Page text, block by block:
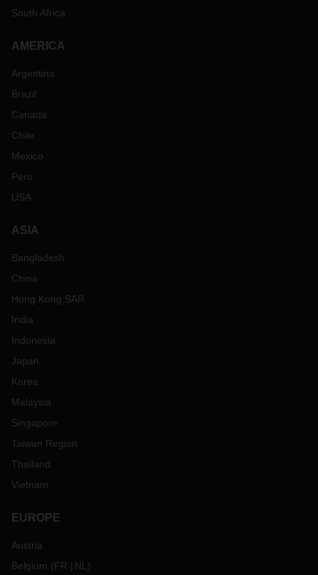
South Africa
AMERICA
Argentina
Brazil
Canada
Chile
Mexico
Peru
USA
ASIA
Bangladesh
China
Hong Kong SAR
India
Indonesia
Japan
Korea
Malaysia
Singapore
Taiwan Region
Thailand
Vietnam
EUROPE
Austria
Belgium (FR NL )